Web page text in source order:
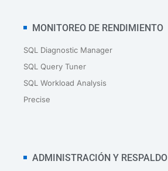
MONITOREO DE RENDIMIENTO
SQL Diagnostic Manager
SQL Query Tuner
SQL Workload Analysis
Precise
ADMINISTRACIÓN Y RESPALDO